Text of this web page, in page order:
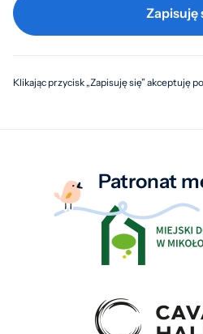
Zapisuję
Klikając przycisk „Zapisuję się” akceptuję
Patronat